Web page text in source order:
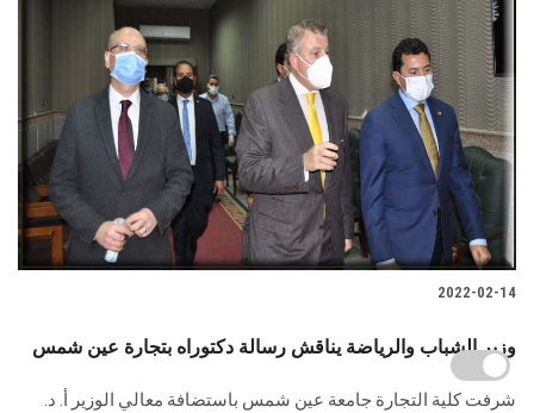
2022-02-14
وزير الشباب والرياضة يناقش رسالة دكتوراه بتجارة عين شمس
شرفت كلية التجارة جامعة عين شمس باستضافة معالي الوزير أ. د.